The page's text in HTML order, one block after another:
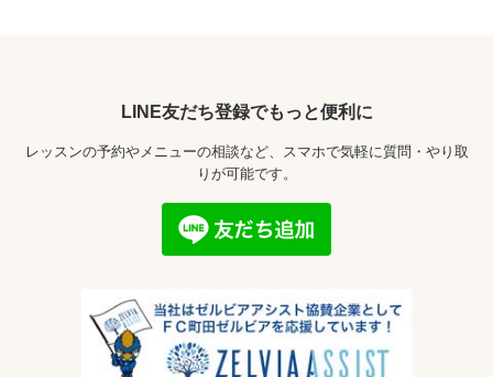
LINE友だち登録でもっと便利に
レッスンの予約やメニューの相談など、スマホで気軽に質問・やり取
りが可能です。